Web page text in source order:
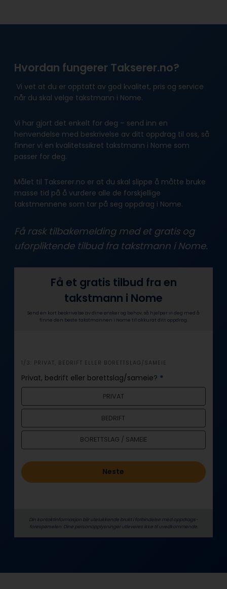
Hvordan fungerer Takserer.no?
Vi vet at du er opptatt av god kvalitet, pris og service
når du skal velge takstmann i Nome.
Vi har gjort det enkelt for deg – send inn en
henvendelse med beskrivelse av ditt oppdrag til oss, så
finner vi en kvalitetssikret takstmann i Nome som
passer for deg.
Målet til Takserer.no er at du skal slippe å måtte bruke
masse tid på å vurdere alle de forskjellige
takstmennene som tar på seg oppdrag i Nome.
Få rask tilbakemelding med et gratis og
uforpliktende tilbud fra takstmann i Nome.
Få et gratis tilbud fra en
takstmann i Nome
Send en kort beskrivelse av dine ønsker og behov, så hjelper vi deg med å
finne den beste takstmannen i Nome til akkurat ditt oppdrag.
i
n
n
o
d
1/3: PRIVAT, BEDRIFT ELLER BORETTSLAG/SAMEIE
Privat, bedrift eller borettslag/sameie? *
PRIVAT
BEDRIFT
BORETTSLAG / SAMEIE
Neste
Din kontaktinformasjon blir utelukkende brukt i forbindelse med oppdrags­
forespørselen. Dine person­­opplysninger utleveres ikke til uvedkommende.